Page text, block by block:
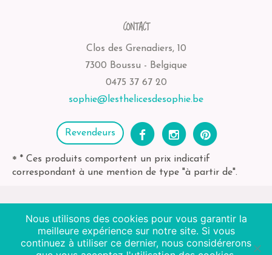
CONTACT
Clos des Grenadiers, 10
7300 Boussu - Belgique
0475 37 67 20
sophie@lesthelicesdesophie.be
Revendeurs
* * Ces produits comportent un prix indicatif
correspondant à une mention de type "à partir de".
2026Les Thélices de Sophie | BE-bio-03 Agriculture
Non EU
Nous utilisons des cookies pour vous garantir la
meilleure expérience sur notre site. Si vous
continuez à utiliser ce dernier, nous considérerons